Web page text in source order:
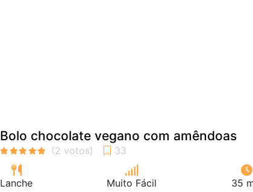
Bolo chocolate vegano com amêndoas
Lanche Muito Fácil 35